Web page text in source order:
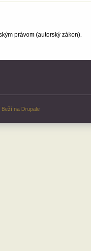
právom (autorský zákon).
Beží na Drupale